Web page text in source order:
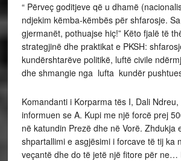
“ Përveç goditjeve që u dhamë
ndjekim këmba-këmbës për shfarosje.
gjermanët, pothuajse hiç!” Këto fjalë të
strategjinë dhe praktikat e PKSH:
kundërshtarëve politikë, luftë civile
dhe shmangie nga lufta kundër
Komandanti i Korparma tës I, Dali Ndreu,
informuen se A. Kupi me një forcë prej
në katundin Prezë dhe në Vorë. Zhdukja
shpartallimi e asgjësimi i forcave të tij ka
veçantë dhe do të jetë një fitore për ne…